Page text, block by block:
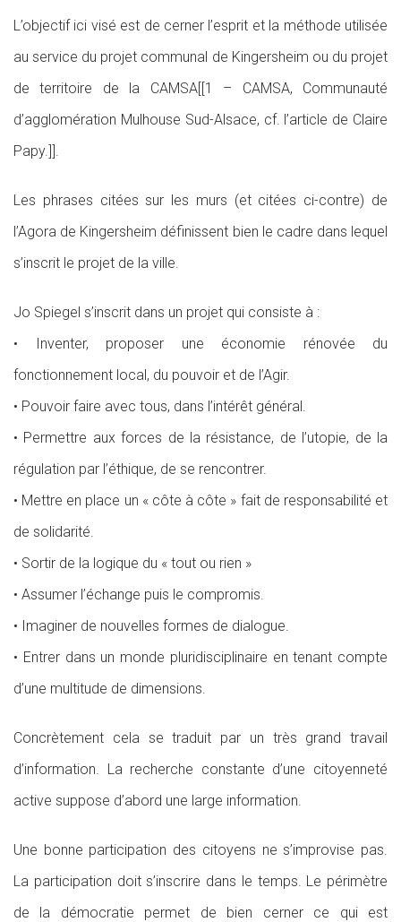
L’objectif ici visé est de cerner l’esprit et la méthode utilisée
au service du projet communal de Kingersheim ou du projet
de territoire de la CAMSA[[1 – CAMSA, Communauté
d’agglomération Mulhouse Sud-Alsace, cf. l’article de Claire
Papy.]].
Les phrases citées sur les murs (et citées ci-contre) de
l’Agora de Kingersheim définissent bien le cadre dans lequel
s’inscrit le projet de la ville.
Jo Spiegel s’inscrit dans un projet qui consiste à :
• Inventer, proposer une économie rénovée du
fonctionnement local, du pouvoir et de l’Agir.
• Pouvoir faire avec tous, dans l’intérêt général.
• Permettre aux forces de la résistance, de l’utopie, de la
régulation par l’éthique, de se rencontrer.
• Mettre en place un « côte à côte » fait de responsabilité et
de solidarité.
• Sortir de la logique du « tout ou rien »
• Assumer l’échange puis le compromis.
• Imaginer de nouvelles formes de dialogue.
• Entrer dans un monde pluridisciplinaire en tenant compte
d’une multitude de dimensions.
Concrètement cela se traduit par un très grand travail
d’information. La recherche constante d’une citoyenneté
active suppose d’abord une large information.
Une bonne participation des citoyens ne s’improvise pas.
La participation doit s’inscrire dans le temps. Le périmètre
de la démocratie permet de bien cerner ce qui est